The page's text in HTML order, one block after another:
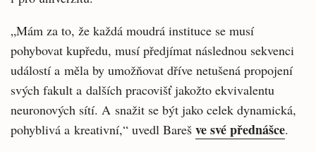
„Mám za to, že každá moudrá instituce se musí
pohybovat kupředu, musí předjímat následnou sekvenci
událostí a měla by umožňovat dříve netušená propojení
svých fakult a dalších pracovišť jakožto ekvivalentu
neuronových sítí. A snažit se být jako celek dynamická,
pohyblivá a kreativní,“ uvedl Bareš ve své přednášce.